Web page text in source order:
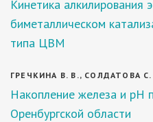
Кинетика алкилирования
биметаллическом
типа ЦВМ
ГРЕЧКИНА В. В., СОЛДАТОВА
Накопление железа и pH
Оренбургской области